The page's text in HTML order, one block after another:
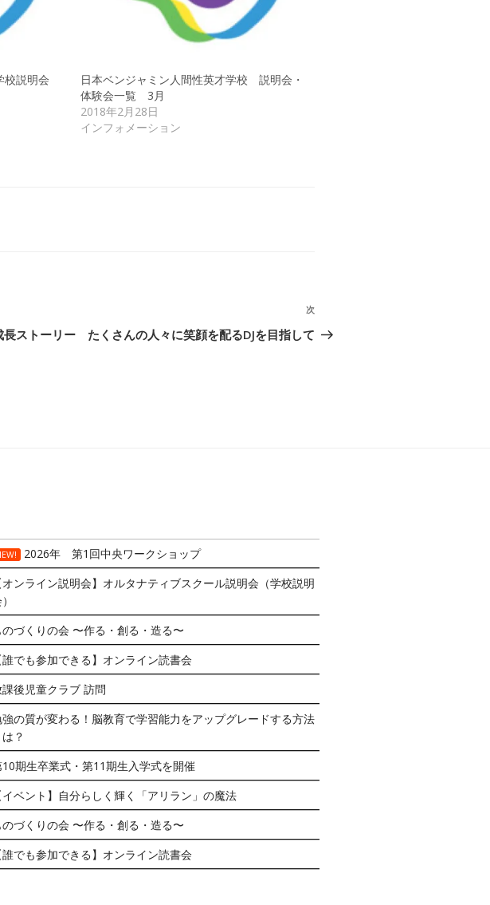
校説明会
日本ベンジャミン人間性英才学校 説明会・
体験会一覧 3月
2018年2月28日
インフォメーション
次
の
次
長ストーリー たくさんの人々に笑顔を配るDJを目指して
2026年 第1回中央ワークショップ
オンライン説明会】オルタナティブスクール説明会（学校説明
のづくりの会 〜作る・創る・造る〜
誰でも参加できる】オンライン読書会
課後児童クラブ 訪問
強の質が変わる！脳教育で学習能力をアップグレードする方法
は？
10期生卒業式・第11期生入学式を開催
イベント】自分らしく輝く「アリラン」の魔法
のづくりの会 〜作る・創る・造る〜
誰でも参加できる】オンライン読書会